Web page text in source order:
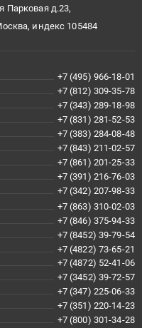
Парковая д.23,
индекс 105484
+7 (495) 966-18-01
+7 (812) 309-35-78
+7 (343) 289-18-98
+7 (831) 281-52-53
+7 (383) 284-08-48
+7 (843) 211-02-57
+7 (861) 201-25-33
+7 (391) 216-76-03
+7 (342) 207-98-33
+7 (863) 310-02-03
+7 (846) 375-94-33
+7 (8452) 39-79-54
+7 (4822) 73-65-21
+7 (4872) 52-41-06
+7 (3452) 39-72-57
+7 (347) 225-06-33
+7 (351) 220-14-23
+7 (800) 301-34-28